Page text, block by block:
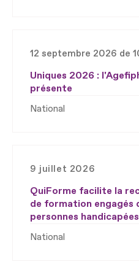
12 septembre 2026 de
Uniques 2026 :
présente
National
9 juillet 2026
QuiForme facilite la
de formation engagés
personnes handicapées
National